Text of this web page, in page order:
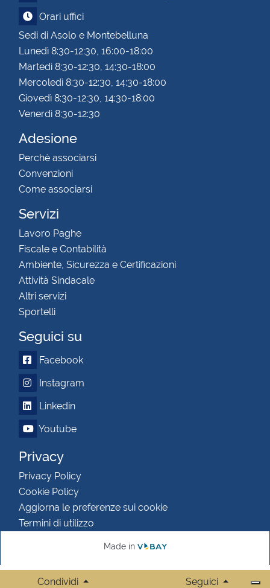
Orari uffici
Sedi di Asolo e Montebelluna
Lunedì 8:30-12:30, 16:00-18:00
Martedì 8:30-12:30, 14:30-18:00
Mercoledì 8:30-12:30, 14:30-18:00
Giovedì 8:30-12:30, 14:30-18:00
Venerdì 8:30-12:30
Adesione
Perchè associarsi
Convenzioni
Come associarsi
Servizi
Lavoro Paghe
Fiscale e Contabilità
Ambiente, Sicurezza e Certificazioni
Attività Sindacale
Altri servizi
Sportelli
Seguici su
Facebook
Instagram
Linkedin
Youtube
Privacy
Privacy Policy
Cookie Policy
Aggiorna le preferenze sui cookie
Termini di utilizzo
Made in
Condividi Seguici